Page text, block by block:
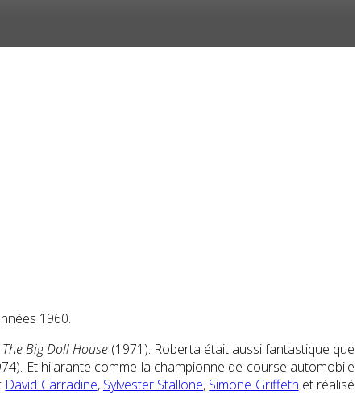
1960.
The Big Doll House (1971). Roberta était aussi fantastique que
Et hilarante comme la championne de course automobile
David Carradine, Sylvester Stallone, Simone Griffeth et réalisé